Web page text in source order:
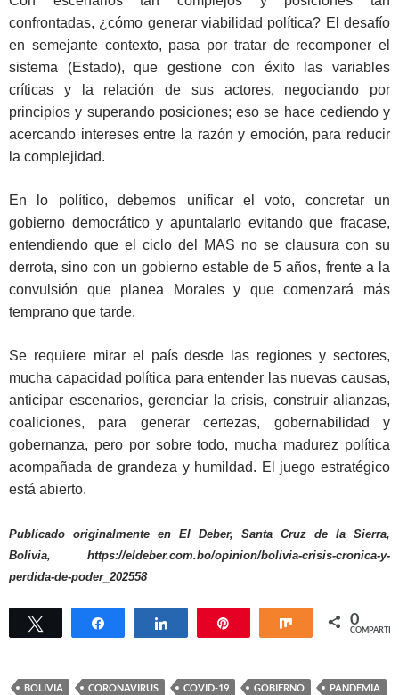
confrontadas, ¿cómo generar viabilidad política? El desafío
en semejante contexto, pasa por tratar de recomponer el
sistema (Estado), que gestione con éxito las variables
críticas y la relación de sus actores, negociando por
principios y superando posiciones; eso se hace cediendo y
acercando intereses entre la razón y emoción, para reducir
la complejidad.
En lo político, debemos unificar el voto, concretar un
gobierno democrático y apuntalarlo evitando que fracase,
entendiendo que el ciclo del MAS no se clausura con su
derrota, sino con un gobierno estable de 5 años, frente a la
convulsión que planea Morales y que comenzará más
temprano que tarde.
Se requiere mirar el país desde las regiones y sectores,
mucha capacidad política para entender las nuevas causas,
anticipar escenarios, gerenciar la crisis, construir alianzas,
coaliciones, para generar certezas, gobernabilidad y
gobernanza, pero por sobre todo, mucha madurez política
acompañada de grandeza y humildad. El juego estratégico
está abierto.
Publicado originalmente en El Deber, Santa Cruz de la Sierra,
Bolivia, https://eldeber.com.bo/opinion/bolivia-crisis-cronica-y-
perdida-de-poder_202558
Twittear Compartir Compartir Compartir
0
COMPARTIR
BOLIVIA CORONAVIRUS COVID-19 GOBIERNO
PANDEMIA